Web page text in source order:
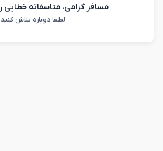
مسافر گرامی، متاسفانه
لطفا دوباره تلاش کنید.